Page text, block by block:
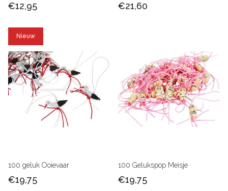
€12,95 €21,60
Nieuw
100 geluk Ooievaar
€19,75
100 Gelukspop Meisje
€19,75